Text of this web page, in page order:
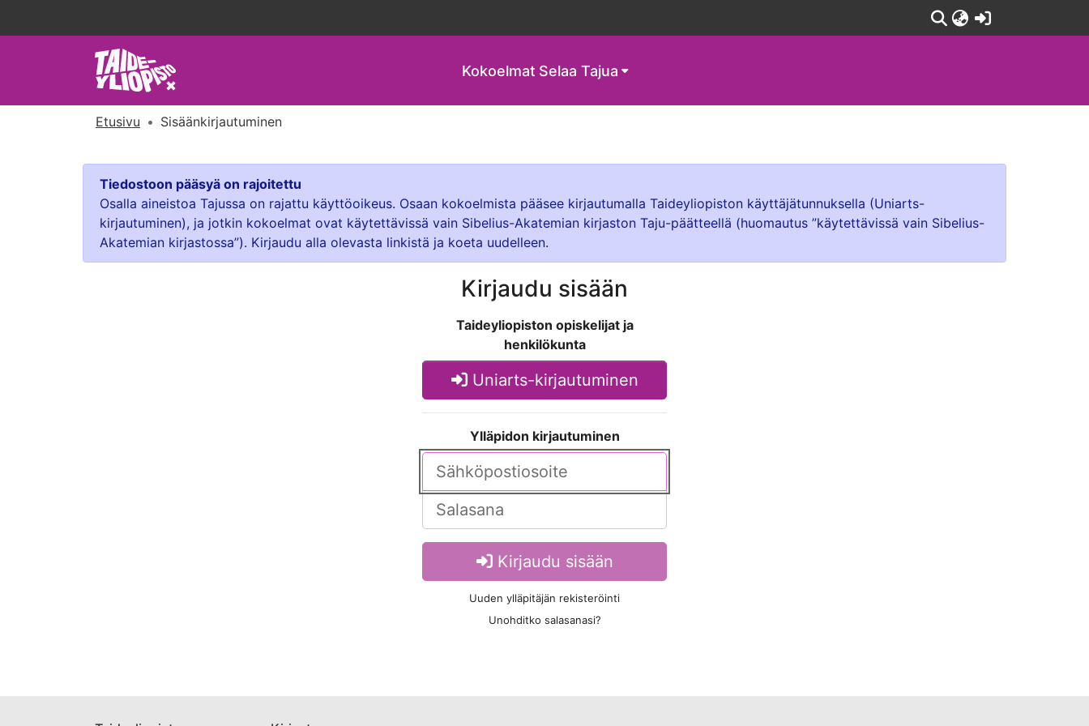
Kokoelmat Selaa Tajua
Etusivu Sisäänkirjautuminen
Tiedostoon pääsyä on rajoitettu
Osalla aineistoa Tajussa on rajattu käyttöoikeus. Osaan kokoelmista pääsee kirjautumalla Taideyliopiston käyttäjätunnuksella (Uniarts-
kirjautuminen), ja jotkin kokoelmat ovat käytettävissä vain Sibelius-Akatemian kirjaston Taju-päätteellä (huomautus ”käytettävissä vain Sibelius-
Akatemian kirjastossa”). Kirjaudu alla olevasta linkistä ja koeta uudelleen.
Kirjaudu sisään
Taideyliopiston opiskelijat ja
henkilökunta
Uniarts-kirjautuminen
Ylläpidon kirjautuminen
Kirjaudu sisään
Uuden ylläpitäjän rekisteröinti
Unohditko salasanasi?